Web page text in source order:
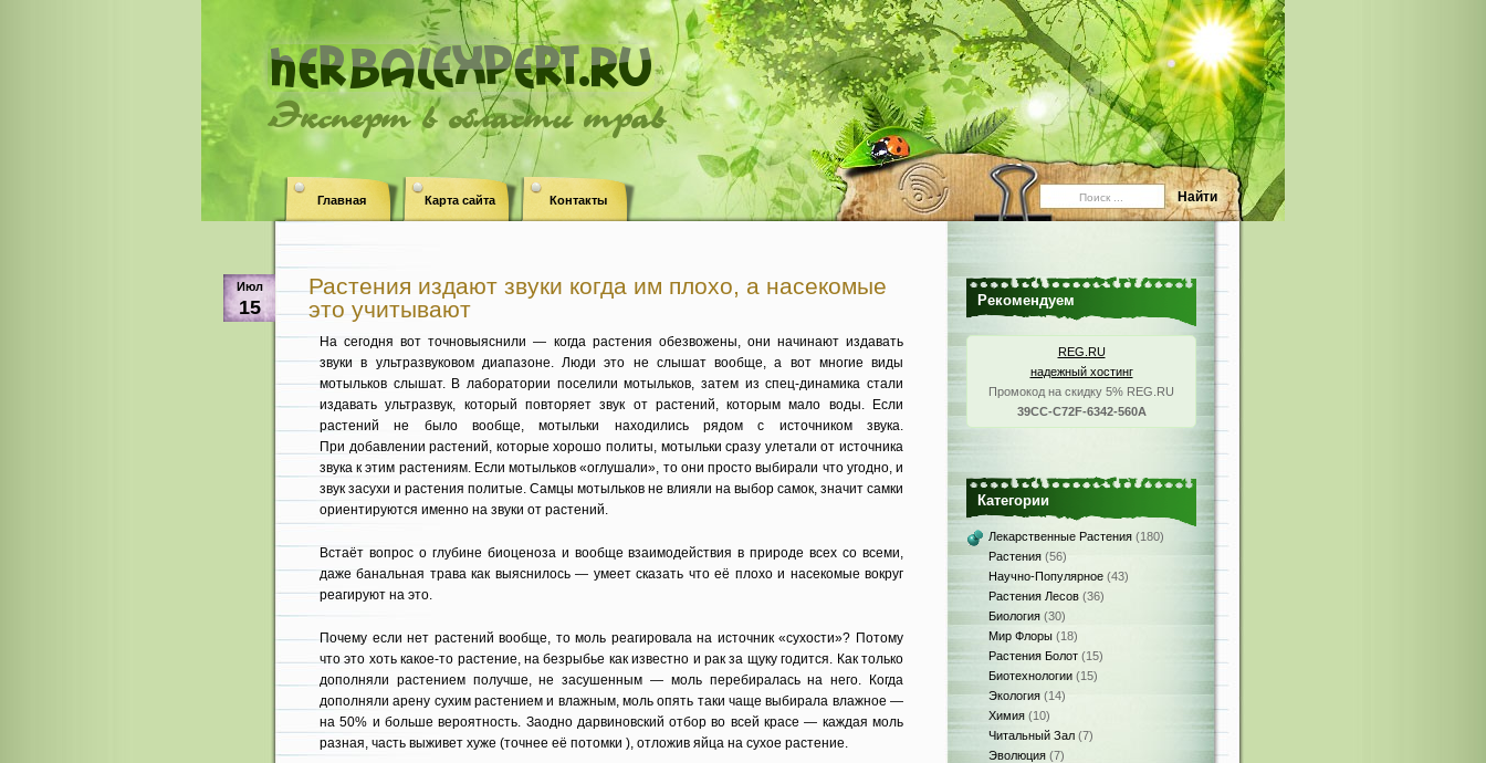
Эксперт в области трав
Главная Карта сайта Контакты
Июл
15
Растения издают звуки когда им плохо, а насекомые
это учитывают
На сегодня вот точновыяснили — когда растения обезвожены, они начинают издавать
звуки в ультразвуковом диапазоне. Люди это не слышат вообще, а вот многие виды
мотыльков слышат. В лаборатории поселили мотыльков, затем из спец‑динамика стали
издавать ультразвук, который повторяет звук от растений, которым мало воды. Если
растений не было вообще, мотыльки находились рядом с источником звука.
При добавлении растений, которые хорошо политы, мотыльки сразу улетали от источника
звука к этим растениям. Если мотыльков «оглушали», то они просто выбирали что угодно, и
звук засухи и растения политые. Самцы мотыльков не влияли на выбор самок, значит самки
ориентируются именно на звуки от растений.
Встаёт вопрос о глубине биоценоза и вообще взаимодействия в природе всех со всеми,
даже банальная трава как выяснилось — умеет сказать что её плохо и насекомые вокруг
реагируют на это.
Почему если нет растений вообще, то моль реагировала на источник «сухости»? Потому
что это хоть какое-то растение, на безрыбье как известно и рак за щуку годится. Как только
дополняли растением получше, не засушенным — моль перебиралась на него. Когда
дополняли арену сухим растением и влажным, моль опять таки чаще выбирала влажное —
на 50% и больше вероятность. Заодно дарвиновский отбор во всей красе — каждая моль
разная, часть выживет хуже (точнее её потомки ), отложив яйца на сухое растение.
Рекомендуем
REG.RU
надежный хостинг
Промокод на скидку 5% REG.RU
39CC-C72F-6342-560A
Категории
Лекарственные Растения (180)
Растения (56)
Научно-Популярное (43)
Растения Лесов (36)
Биология (30)
Мир Флоры (18)
Растения Болот (15)
Биотехнологии (15)
Экология (14)
Химия (10)
Читальный Зал (7)
Эволюция (7)